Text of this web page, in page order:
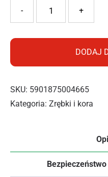
+
-
DODAJ
SKU: 5901875004665
Kategoria: Zrębki i kora